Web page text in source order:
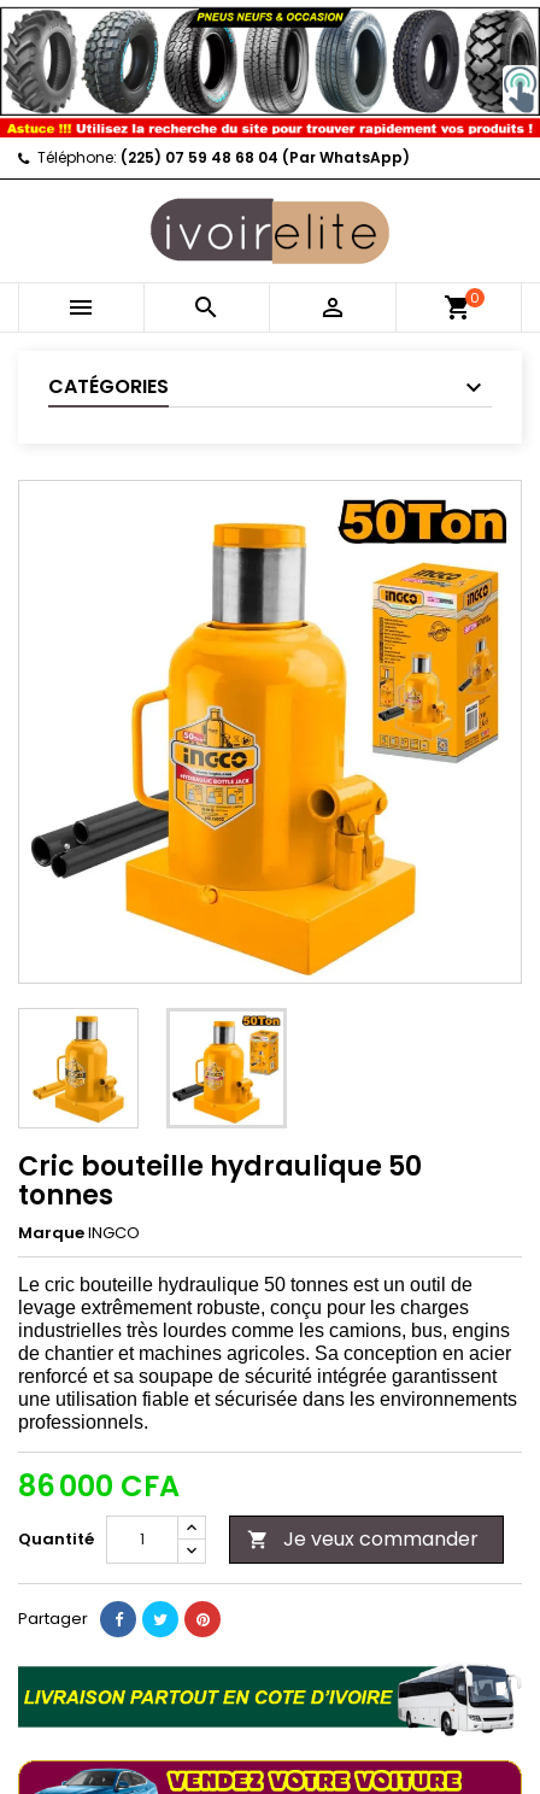
Téléphone: (225) 07 59 48 68 04 (Par WhatsApp)
   shopping_cart0
CATÉGORIES
Cric bouteille hydraulique 50
tonnes
MarqueINGCO
Le cric bouteille hydraulique 50 tonnes est un outil de
levage extrêmement robuste, conçu pour les charges
industrielles très lourdes comme les camions, bus, engins
de chantier et machines agricoles. Sa conception en acier
renforcé et sa soupape de sécurité intégrée garantissent
une utilisation fiable et sécurisée dans les environnements
professionnels.
86 000 CFA
Quantité  Je veux commander
Partager